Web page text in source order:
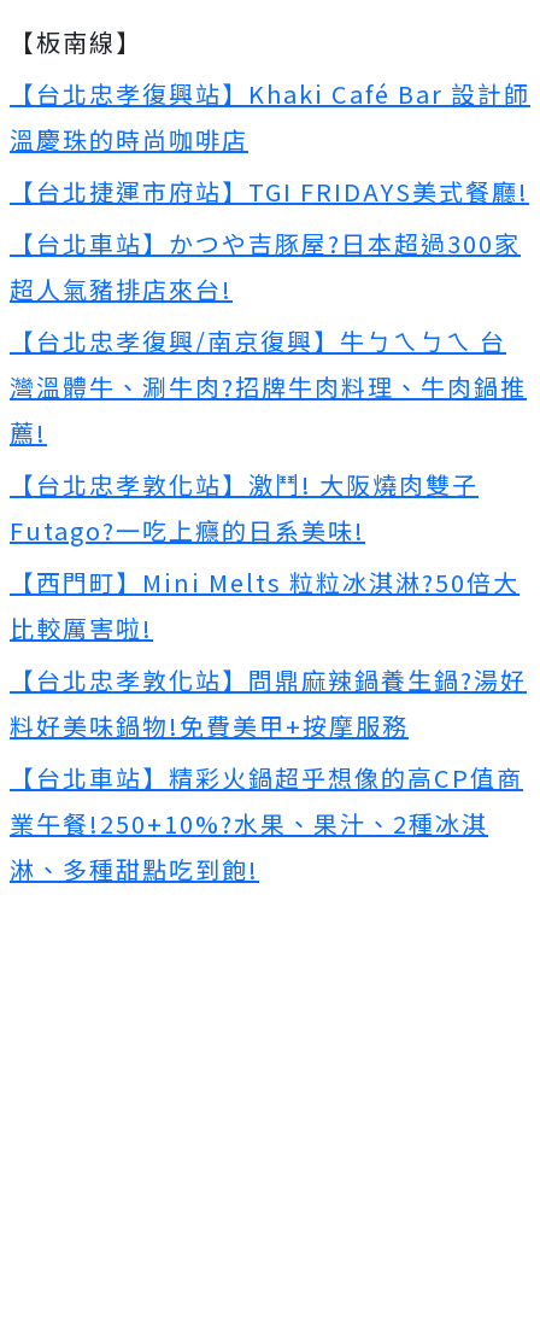
【板南線】
【台北忠孝復興站】Khaki Café Bar 設計師
溫慶珠的時尚咖啡店
【台北捷運市府站】TGI FRIDAYS美式餐廳!
【台北車站】かつや吉豚屋?日本超過300家
超人氣豬排店來台!
【台北忠孝復興/南京復興】牛ㄅㄟㄅㄟ 台
灣溫體牛、涮牛肉?招牌牛肉料理、牛肉鍋推
薦!
【台北忠孝敦化站】激鬥! 大阪燒肉雙子
Futago?一吃上癮的日系美味!
【西門町】Mini Melts 粒粒冰淇淋?50倍大
比較厲害啦!
【台北忠孝敦化站】問鼎麻辣鍋養生鍋?湯好
料好美味鍋物!免費美甲+按摩服務
【台北車站】精彩火鍋超乎想像的高CP值商
業午餐!250+10%?水果、果汁、2種冰淇
淋、多種甜點吃到飽!